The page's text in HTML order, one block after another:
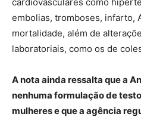
cardiovasculares como
embolias, tromboses, infarto,
mortalidade, além de
laboratoriais, como os de
A nota ainda ressalta que a
nenhuma formulação de
mulheres e que a agência